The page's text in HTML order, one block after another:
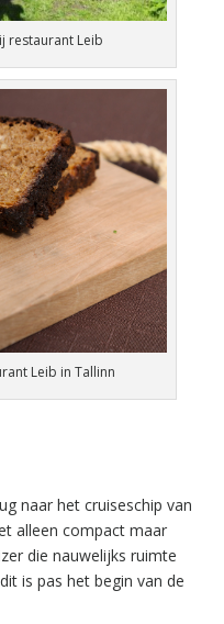
restaurant Leib
Leib in Tallinn
naar het cruiseschip van
alleen compact maar
die nauwelijks ruimte
is pas het begin van de